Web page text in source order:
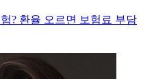
? 환율 오르면 보험료 부담